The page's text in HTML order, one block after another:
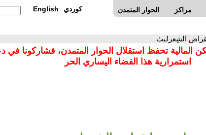
الحوار المتمدن مراكز English كوردي
الشِعرليث
المالية تحفظ استقلال الحوار المتمدن، فشاركونا في
استمرارية هذا الفضاء اليساري الحر